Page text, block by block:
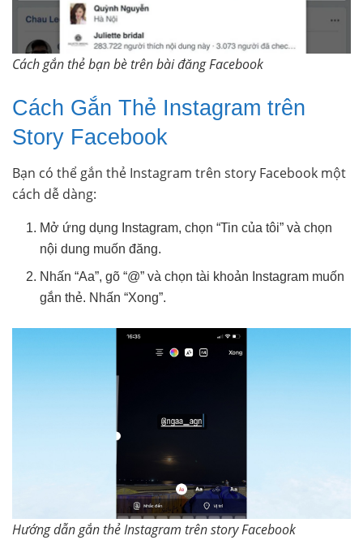
Cách gắn thẻ bạn bè trên bài đăng Facebook
Cách Gắn Thẻ Instagram trên
Story Facebook
Bạn có thể gắn thẻ Instagram trên story Facebook một
cách dễ dàng:
Mở ứng dụng Instagram, chọn “Tin của tôi” và chọn
nội dung muốn đăng.
Nhấn “Aa”, gõ “@” và chọn tài khoản Instagram muốn
gắn thẻ. Nhấn “Xong”.
Hướng dẫn gắn thẻ Instagram trên story Facebook